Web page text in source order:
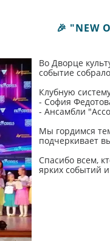
🎉 "NEW
Во Дворце
событие
Клубную
- София
- Ансамбли
Мы гордимся
подчеркивает
Спасибо всем,
ярких событий